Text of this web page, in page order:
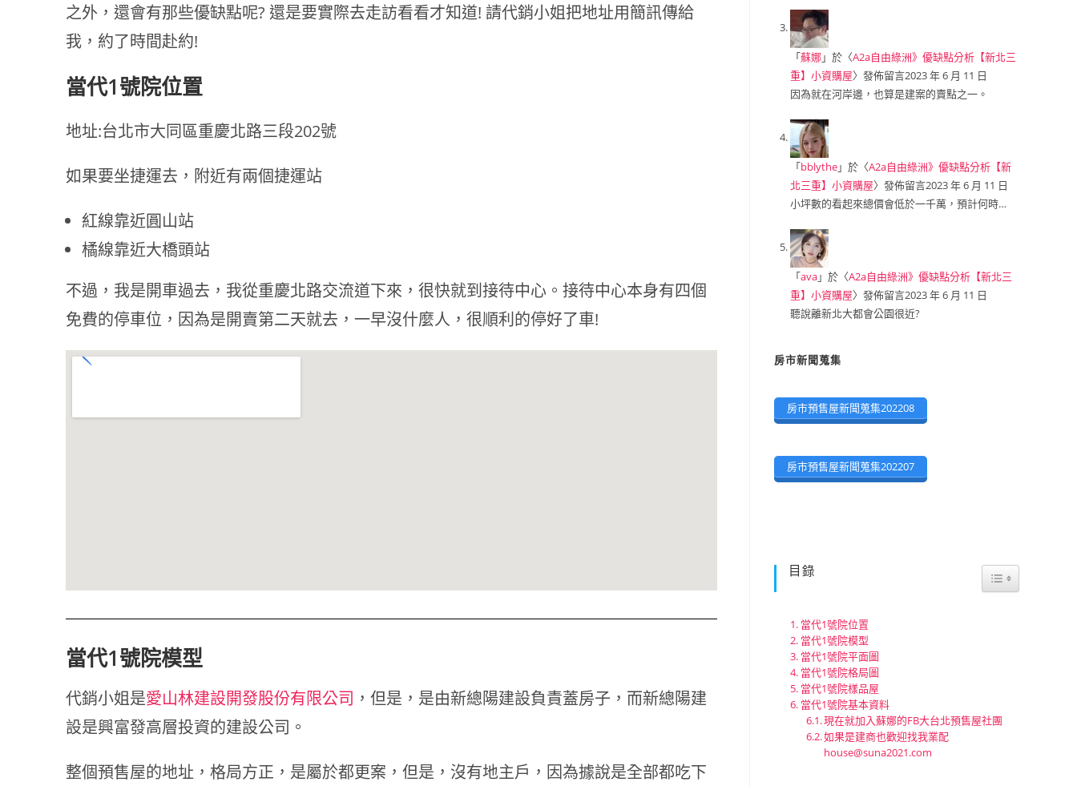
之外，還會有那些優缺點呢? 還是要實際去走訪看看才知道! 請代銷小姐把地址用簡訊傳給
我，約了時間赴約!
當代1號院位置
地址:台北市大同區重慶北路三段202號
如果要坐捷運去，附近有兩個捷運站
紅線靠近圓山站
橘線靠近大橋頭站
不過，我是開車過去，我從重慶北路交流道下來，很快就到接待中心。接待中心本身有四個
免費的停車位，因為是開賣第二天就去，一早沒什麼人，很順利的停好了車!
當代1號院模型
代銷小姐是愛山林建設開發股份有限公司 ，但是，是由新總陽建設負責蓋房子，而新總陽建
設是興富發高層投資的建設公司。
整個預售屋的地址，格局方正，是屬於都更案，但是，沒有地主戶，因為據說是全部都吃下
「蘇娜」於〈A2a自由綠洲》優缺點分析【新北三
重】小資購屋〉發佈留言2023 年 6 月 11 日
因為就在河岸邊，也算是建案的賣點之一。
「bblythe」於〈A2a自由綠洲》優缺點分析【新
北三重】小資購屋〉發佈留言2023 年 6 月 11 日
小坪數的看起來總價會低於一千萬，預計何時…
「ava」於〈A2a自由綠洲》優缺點分析【新北三
重】小資購屋〉發佈留言2023 年 6 月 11 日
聽說離新北大都會公園很近?
房市新聞蒐集
房市預售屋新聞蒐集202208
房市預售屋新聞蒐集202207
目錄 Toggle Table
當代1號院位置
當代1號院模型
當代1號院平面圖
當代1號院格局圖
當代1號院樣品屋
當代1號院基本資料
現在就加入蘇娜的FB大台北預售屋社團
如果是建商也歡迎找我業配
house@suna2021.com